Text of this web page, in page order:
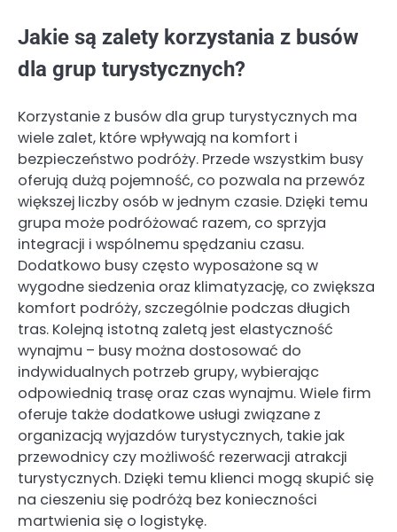
Jakie są zalety korzystania z busów
dla grup turystycznych?
Korzystanie z busów dla grup turystycznych ma
wiele zalet, które wpływają na komfort i
bezpieczeństwo podróży. Przede wszystkim busy
oferują dużą pojemność, co pozwala na przewóz
większej liczby osób w jednym czasie. Dzięki temu
grupa może podróżować razem, co sprzyja
integracji i wspólnemu spędzaniu czasu.
Dodatkowo busy często wyposażone są w
wygodne siedzenia oraz klimatyzację, co zwiększa
komfort podróży, szczególnie podczas długich
tras. Kolejną istotną zaletą jest elastyczność
wynajmu – busy można dostosować do
indywidualnych potrzeb grupy, wybierając
odpowiednią trasę oraz czas wynajmu. Wiele firm
oferuje także dodatkowe usługi związane z
organizacją wyjazdów turystycznych, takie jak
przewodnicy czy możliwość rezerwacji atrakcji
turystycznych. Dzięki temu klienci mogą skupić się
na cieszeniu się podróżą bez konieczności
martwienia się o logistykę.